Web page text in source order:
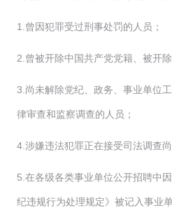
1.曾因犯罪受过刑事处罚的人员；
2.曾被开除中国共产党党籍、被开
3.尚未解除党纪、政务、事业单位
律审查和监察调查的人员；
4.涉嫌违法犯罪正在接受司法调查
5.在各级各类事业单位公开招聘中
纪违规行为处理规定》被记入事业